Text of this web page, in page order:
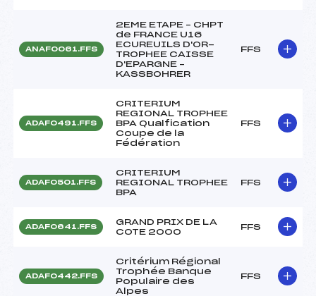
ANAF0061.FFS
2EME ETAPE – CHPT
de FRANCE U16
ECUREUILS D'OR-
TROPHEE CAISSE
D'EPARGNE –
KASSBOHRER
FFS
ADAF0491.FFS
CRITERIUM
REGIONAL TROPHEE
BPA Qualfication
Coupe de la
Fédération
FFS
ADAF0501.FFS
CRITERIUM
REGIONAL TROPHEE
BPA
FFS
ADAF0641.FFS
GRAND PRIX DE LA
COTE 2000
FFS
ADAF0442.FFS
Critérium Régional
Trophée Banque
Populaire des
Alpes
FFS